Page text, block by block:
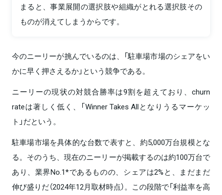
まると、事業展開の選択肢や組織がとれる選択肢その
ものが消えてしまうからです。
今のニーリーが挑んでいるのは、「駐車場市場のシェアをい
かに早く押さえるか」という競争である。
ニーリーの現状の対競合勝率は9割を超えており、churn
rateは著しく低く、「Winner Takes Allとなりうるマーケッ
ト」だという。
駐車場市場を具体的な台数で表すと、約5,000万台規模とな
る。そのうち、現在のニーリーが掲載するのは約100万台で
あり、業界No.1*であるものの、シェアは2%と、まだまだ
伸び盛りだ（2024年12月取材時点）。この段階で「利益率を高